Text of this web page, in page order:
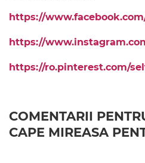
https://
https://
https://ro.pinterest.com/
COMENTARII
CAPE MIREASA